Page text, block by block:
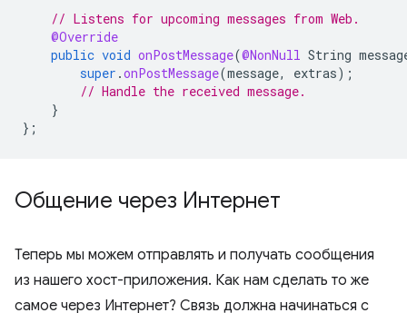
// Listens for upcoming messages from Web.
@Override
public void onPostMessage(@NonNull String
super .onPostMessage(message, extras);
// Handle the received message.
}
};
Общение через Интернет
Теперь мы можем отправлять и получать сообщения
из нашего хост-приложения. Как нам сделать то же
самое через Интернет? Связь должна начинаться с